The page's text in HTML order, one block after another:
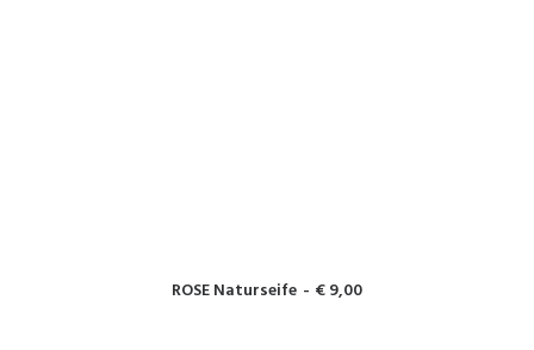
WEITERLESEN
ROSE Naturseife €9,00